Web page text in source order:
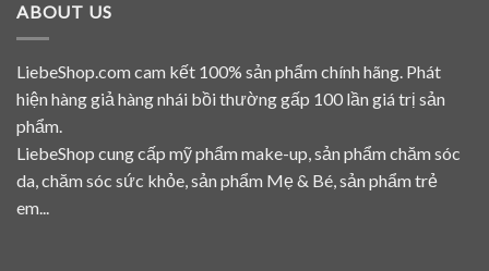
ABOUT US
LiebeShop.com cam kết 100% sản phẩm chính hãng. Phát
hiện hàng giả hàng nhái bồi thường gấp 100 lần giá trị sản
phẩm.
LiebeShop cung cấp mỹ phẩm make-up, sản phẩm chăm sóc
da, chăm sóc sức khỏe, sản phẩm Mẹ & Bé, sản phẩm trẻ
em...